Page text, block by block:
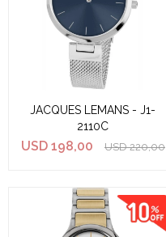
JACQUES LEMANS - J1-
2110C
USD 198,00 USD 220,00